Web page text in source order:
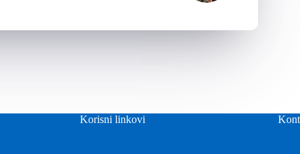
Korisni linkovi